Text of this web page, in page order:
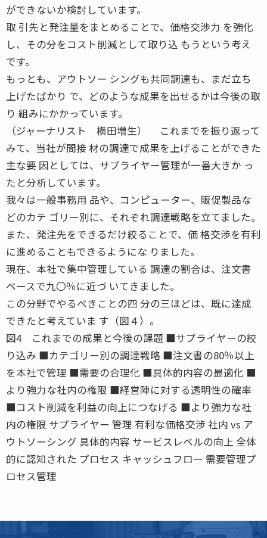
ができないか検討しています。
取 引先と発注量をまとめることで、価格交渉力 を強化
し、その分をコスト削減として取り込 もうという考え
です。
もっとも、アウトソー シングも共同調達も、まだ立ち
上げたばかり で、どのような成果を出せるかは今後の取
り 組みにかかっています。
（ジャーナリスト 横田増生） これまでを振り返って
みて、当社が間接 材の調達で成果を上げることができた
主な要 因としては、サプライヤー管理が一番大きか っ
たと分析しています。
我々は一般事務用 品や、コンピューター、販促製品な
どのカテ ゴリー別に、それぞれ調達戦略を立てました。
また、発注先をできるだけ絞ることで、価 格交渉を有利
に進めることもできるようにな りました。
現在、本社で集中管理している 調達の割合は、注文書
ベースで九〇％に近づ いてきました。
この分野でやるべきことの四 分の三ほどは、既に達成
できたと考えていま す（図４）。
図4 これまでの成果と今後の課題 ■サプライヤーの絞
り込み ■カテゴリー別の調達戦略 ■注文書の80％以上
を本社で管理 ■需要の合理化 ■具体的内容の最適化 ■
より強力な社内の権限 ■経営陣に対する透明性の確率
■コスト削減を利益の向上につなげる ■より強力な社
内の権限 サプライヤー 管理 有利な価格交渉 社内 vs ア
ウトソーシング 具体的内容 サービスレベルの向上 全体
的に認知された プロセス キャッシュフロー 需要管理プ
ロセス管理